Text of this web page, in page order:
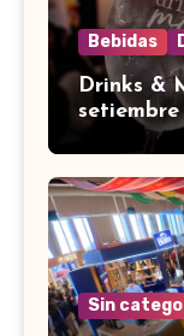
Bebidas
Drinks &
Sin